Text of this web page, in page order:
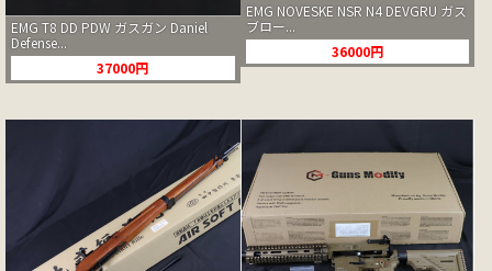
EMG T8 DD PDW ガスガン Daniel
Defense...
37000円
EMG NOVESKE NSR N4 DEVGRU ガス
ブロー...
36000円